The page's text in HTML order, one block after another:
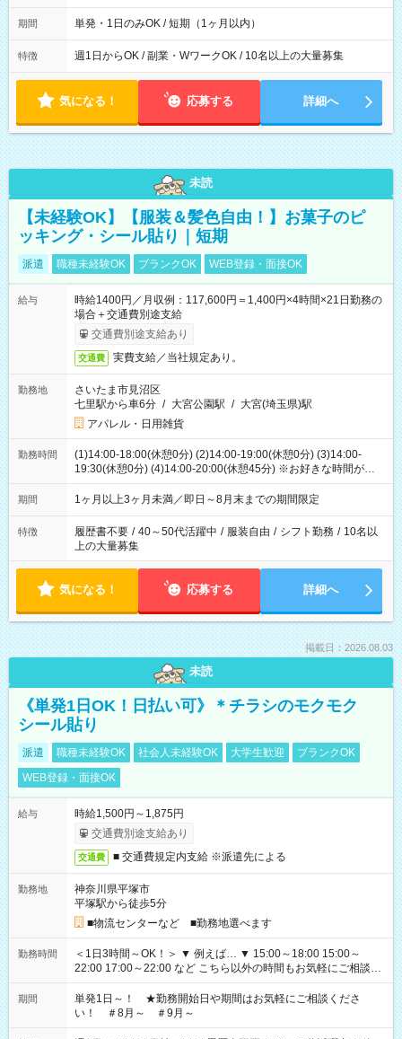
間は 試験により異なります。
期間 単発・1日のみOK / 短期（1ヶ月以内）
特徴 週1日からOK / 副業・WワークOK / 10名以上の大量募集
気になる！ 応募する 詳細へ
未読
【未経験OK】【服装＆髪色自由！】お菓子のピ
ッキング・シール貼り｜短期
派遣 職種未経験OK ブランクOK WEB登録・面接OK
給与
時給1400円／月収例：117,600円＝1,400円×4時間×21日勤務の
場合＋交通費別途支給
交通費別途支給あり
交通費 実費支給／当社規定あり。
勤務地
さいたま市見沼区
七里駅から車6分 / 大宮公園駅 / 大宮(埼玉県)駅
アパレル・日用雑貨
勤務時間
(1)14:00-18:00(休憩0分) (2)14:00-19:00(休憩0分) (3)14:00-
19:30(休憩0分) (4)14:00-20:00(休憩45分) ※お好きな時間が選べ
ます
期間 1ヶ月以上3ヶ月未満／即日～8月末までの期間限定
特徴 履歴書不要 / 40～50代活躍中 / 服装自由 / シフト勤務 / 10名以
上の大量募集
気になる！ 応募する 詳細へ
掲載日：2026.08.03
未読
《単発1日OK！日払い可》＊チラシのモクモク
シール貼り
派遣 職種未経験OK 社会人未経験OK 大学生歓迎
ブランクOK
WEB登録・面接OK
給与
時給1,500円～1,875円
交通費別途支給あり
交通費 ■ 交通費規定内支給 ※派遣先による
勤務地
神奈川県平塚市
平塚駅から徒歩5分
■物流センターなど ■勤務地選べます
勤務時間
＜1日3時間～OK！＞ ▼ 例えば… ▼ 15:00～18:00 15:00～
22:00 17:00～22:00 など こちら以外の時間もお気軽にご相談く
ださい！
期間
単発1日～！ ★勤務開始日や期間はお気軽にご相談くださ
い！ ＃8月～ ＃9月～